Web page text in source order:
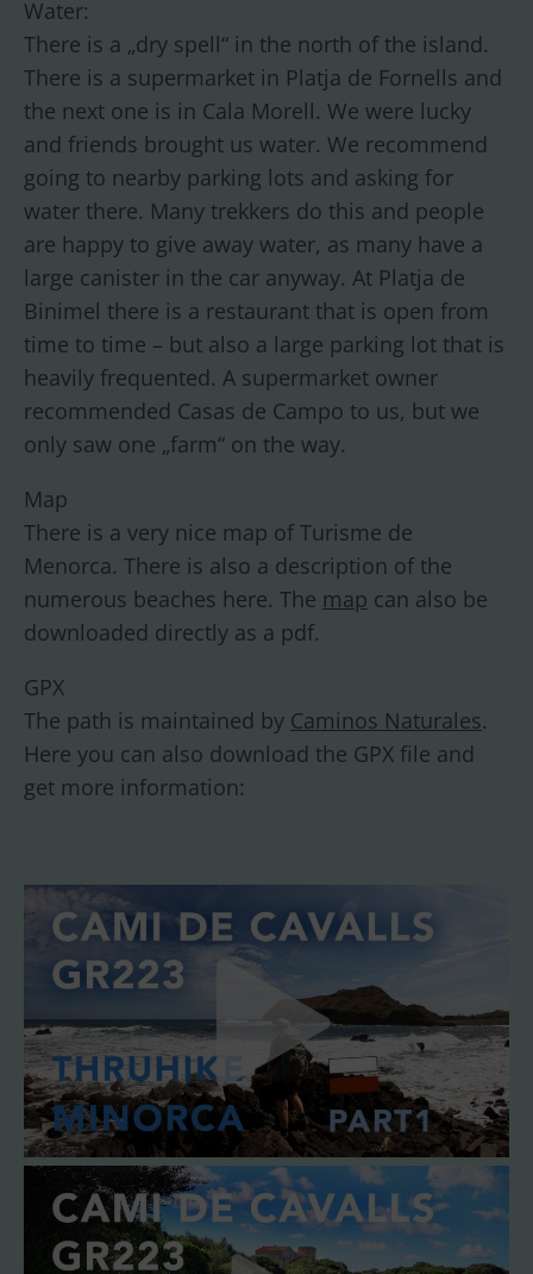
Water:
There is a „dry spell“ in the north of the island.
There is a supermarket in Platja de Fornells and
the next one is in Cala Morell. We were lucky
and friends brought us water. We recommend
going to nearby parking lots and asking for
water there. Many trekkers do this and people
are happy to give away water, as many have a
large canister in the car anyway. At Platja de
Binimel there is a restaurant that is open from
time to time – but also a large parking lot that is
heavily frequented. A supermarket owner
recommended Casas de Campo to us, but we
only saw one „farm“ on the way.
Map
There is a very nice map of Turisme de
Menorca. There is also a description of the
numerous beaches here. The map can also be
downloaded directly as a pdf.
GPX
The path is maintained by Caminos Naturales.
Here you can also download the GPX file and
get more information: